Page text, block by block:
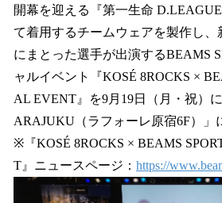
で
す
開幕を迎える『第一生命
て着用するチームウェアを製作し、
にまとった選手が出演するBEAMS
ャルイベント『KOSÉ 8ROCKS ×
AL EVENT』を9月19日（月・祝）
ARAJUKU（ラフォーレ原宿6F）」
※『KOSÉ 8ROCKS × BEAMS
T』ニュースページ： https://